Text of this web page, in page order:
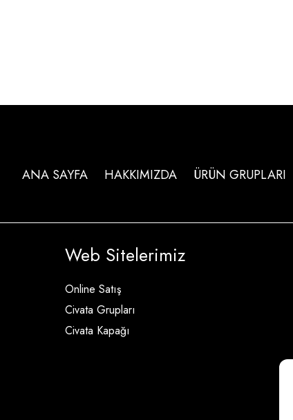
ANA SAYFA HAKKIMIZDA ÜRÜN GRUPLARI
Web Sitelerimiz
Online Satış
Civata Grupları
Civata Kapağı